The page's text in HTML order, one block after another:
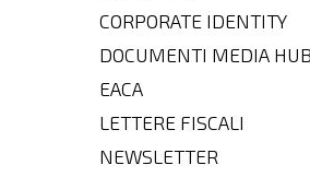
CORPORATE IDENTITY
DOCUMENTI MEDIA HUB
EACA
LETTERE FISCALI
NEWSLETTER